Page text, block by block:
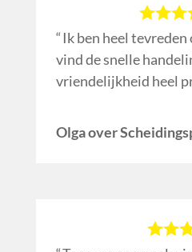
Ik ben heel
vind de snelle
vriendelijkheid heel
Olga over